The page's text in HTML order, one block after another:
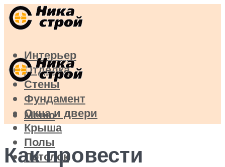
Интерьер
Отделка
Стены
Фундамент
Окна и двери
Крыша
Полы
Потолок
Меню
Как провести